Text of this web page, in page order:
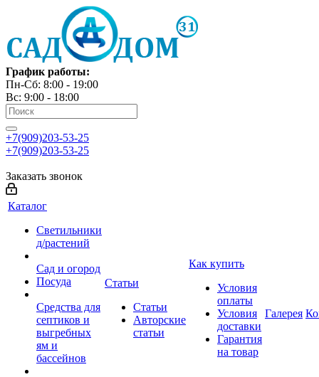
График работы:
Пн-Сб: 8:00 - 19:00
Вс: 9:00 - 18:00
+7(909)203-53-25
+7(909)203-53-25
Заказать звонок
Каталог
Светильники
д/растений
Сад и огород
Посуда
Средства для
септиков и
выгребных
ям и
бассейнов
Статьи
Статьи
Авторские
статьи
Как купить
Условия
оплаты
Условия
доставки
Гарантия
на товар
Галерея